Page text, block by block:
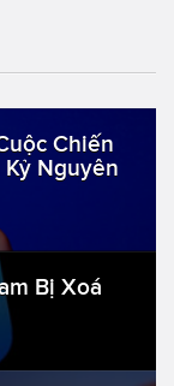
Chiến
Nguyên
Bị Xoá